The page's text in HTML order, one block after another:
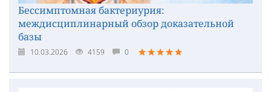
Бессимптомная бактериурия:
междисциплинарный обзор доказательной
базы
10.03.2026 4159 0